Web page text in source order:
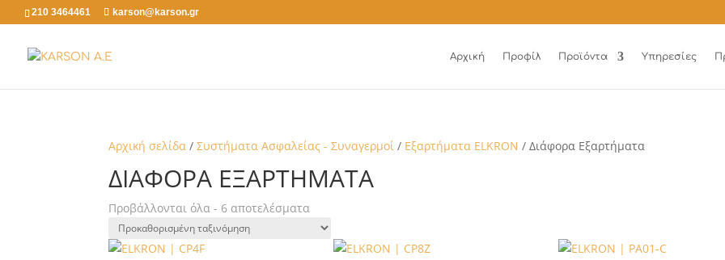
210 3464461 karson@karson.gr
Αρχική Προφίλ Προϊόντα Υπηρεσίες
Αρχική σελίδα /Συστήματα Ασφαλείας - Συναγερμοί / Εξαρτήματα ELKRON / Διάφορα Εξαρτήματα
ΔΙΆΦΟΡΑ ΕΞΑΡΤΉΜΑΤΑ
Προβάλλονται όλα - 6 αποτελέσματα